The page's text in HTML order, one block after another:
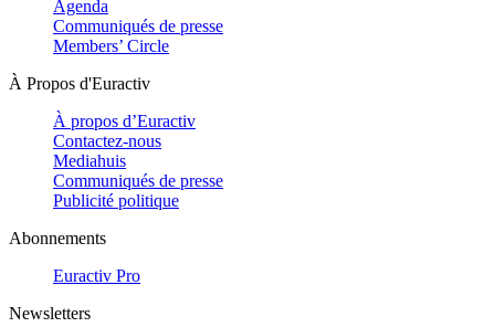
Agenda
Communiqués de presse
Members’ Circle
À Propos d'Euractiv
À propos d’Euractiv
Contactez-nous
Mediahuis
Communiqués de presse
Publicité politique
Abonnements
Euractiv Pro
Newsletters